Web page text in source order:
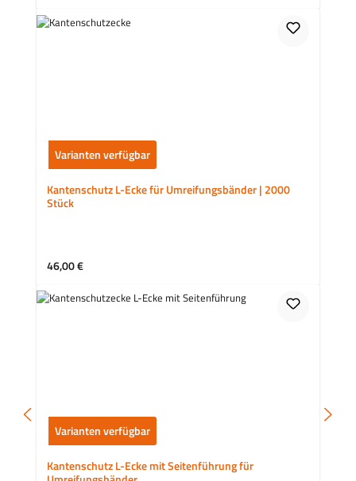
Varianten verfügbar
Kantenschutz L-Ecke für Umreifungsbänder | 2000
Stück
Regulärer Preis:
46,00 €
Varianten verfügbar
Kantenschutz L-Ecke mit Seitenführung für